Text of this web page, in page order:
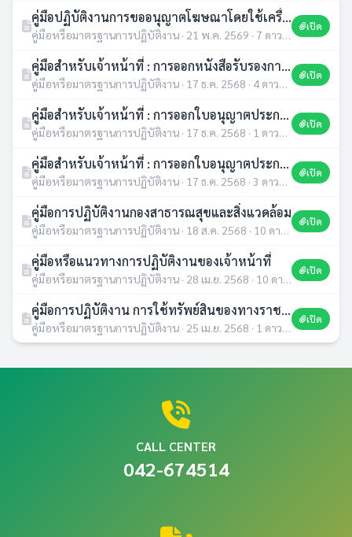
คู่มือปฏิบัติงานการขออนุญาตโฆษณาโดยใช้เครื่องขยายเสียง เทศบาลตำบลหนองสูงเหนือ
คู่มือหรือมาตรฐานการปฏิบัติงาน · 21 พ.ค. 2569 · 7 ดาวน์โหลด
เปิด
คู่มือสำหรับเจ้าหน้าที่ : การออกหนังสือรับรองการแจ้งจัดตั้งสถานที่จำหน่ายอาหารและสถานสะสมอาหาร พื้นที่ไม่เกิน 200 ตารางเมตร
คู่มือหรือมาตรฐานการปฏิบัติงาน · 17 ธ.ค. 2568 · 4 ดาวน์โหลด
เปิด
คู่มือสำหรับเจ้าหน้าที่ : การออกใบอนุญาตประกอบกิจการรับทำการเก็บขนสิ่งปฏิกูล
คู่มือหรือมาตรฐานการปฏิบัติงาน · 17 ธ.ค. 2568 · 1 ดาวน์โหลด
เปิด
คู่มือสำหรับเจ้าหน้าที่ : การออกใบอนุญาตประกอบกิจการที่เป็นอันตรายต่อสุขภาพ
คู่มือหรือมาตรฐานการปฏิบัติงาน · 17 ธ.ค. 2568 · 3 ดาวน์โหลด
เปิด
คู่มือการปฏิบัติงานกองสาธารณสุขและสิ่งแวดล้อม
คู่มือหรือมาตรฐานการปฏิบัติงาน · 18 ส.ค. 2568 · 10 ดาวน์โหลด
เปิด
คู่มือหรือแนวทางการปฏิบัติงานของเจ้าหน้าที่
คู่มือหรือมาตรฐานการปฏิบัติงาน · 28 เม.ย. 2568 · 10 ดาวน์โหลด
เปิด
คู่มือการปฏิบัติงาน การใช้ทรัพย์สินของทางราชการ
คู่มือหรือมาตรฐานการปฏิบัติงาน · 25 เม.ย. 2568 · 1 ดาวน์โหลด
เปิด
CALL CENTER
042-674514